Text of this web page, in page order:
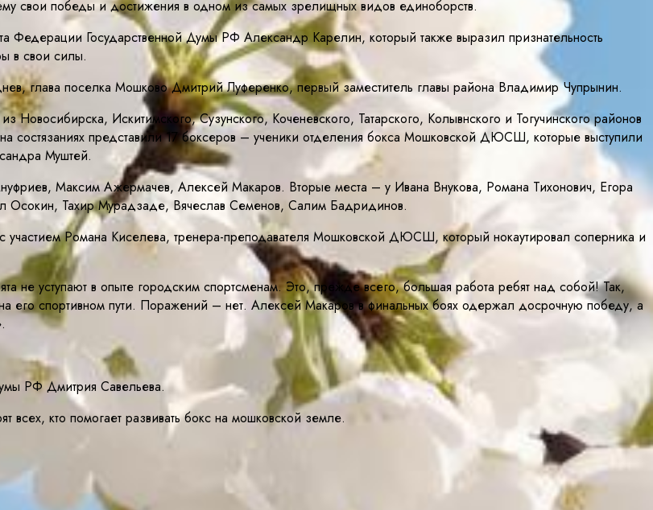
свои победы и достижения в одном из самых зрелищных видов единоборств.
Федерации Государственной Думы РФ Александр Карелин, который также выразил признательность
в свои силы.
глава поселка Мошково Дмитрий Луференко, первый заместитель главы района Владимир Чупрынин.
Новосибирска, Искитимского, Сузунского, Коченевского, Татарского, Колывнского и Тогучинского районов
представили 17 боксеров – ученики отделения бокса Мошковской ДЮСШ, которые выступили
Муштей.
Максим Ажермачев, Алексей Макаров. Вторые места – у Ивана Внукова, Романа Тихонович, Егора
Осокин, Тахир Мурадзаде, Вячеслав Семенов, Салим Бадридинов.
Романа Киселева, тренера-преподавателя Мошковской ДЮСШ, который нокаутировал соперника и
не уступают в опыте городским спортсменам. Это, прежде всего, большая работа ребят над собой! Так,
его спортивном пути. Поражений – нет. Алексей Макаров в финальных боях одержал досрочную победу, а
РФ Дмитрия Савельева.
всех, кто помогает развивать бокс на мошковской земле.